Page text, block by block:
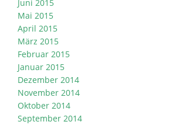
Juni 2015
Mai 2015
April 2015
März 2015
Februar 2015
Januar 2015
Dezember 2014
November 2014
Oktober 2014
September 2014